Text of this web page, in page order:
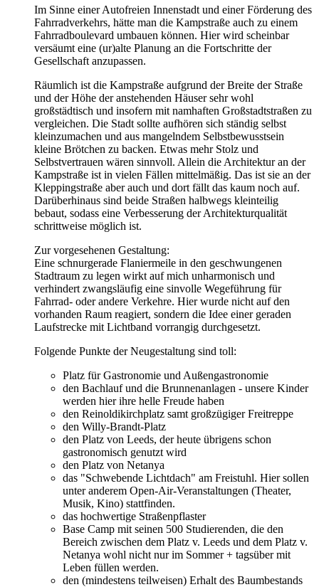
Im Sinne einer Autofreien Innenstadt und einer Förderung des
Fahrradverkehrs, hätte man die Kampstraße auch zu einem
Fahrradboulevard umbauen können. Hier wird scheinbar
versäumt eine (ur)alte Planung an die Fortschritte der
Gesellschaft anzupassen.
Räumlich ist die Kampstraße aufgrund der Breite der Straße
und der Höhe der anstehenden Häuser sehr wohl
großstädtisch und insofern mit namhaften Großstadtstraßen zu
vergleichen. Die Stadt sollte aufhören sich ständig selbst
kleinzumachen und aus mangelndem Selbstbewusstsein
kleine Brötchen zu backen. Etwas mehr Stolz und
Selbstvertrauen wären sinnvoll. Allein die Architektur an der
Kampstraße ist in vielen Fällen mittelmäßig. Das ist sie an der
Kleppingstraße aber auch und dort fällt das kaum noch auf.
Darüberhinaus sind beide Straßen halbwegs kleinteilig
bebaut, sodass eine Verbesserung der Architekturqualität
schrittweise möglich ist.
Zur vorgesehenen Gestaltung:
Eine schnurgerade Flaniermeile in den geschwungenen
Stadtraum zu legen wirkt auf mich unharmonisch und
verhindert zwangsläufig eine sinvolle Wegeführung für
Fahrrad- oder andere Verkehre. Hier wurde nicht auf den
vorhanden Raum reagiert, sondern die Idee einer geraden
Laufstrecke mit Lichtband vorrangig durchgesetzt.
Folgende Punkte der Neugestaltung sind toll:
Platz für Gastronomie und Außengastronomie
den Bachlauf und die Brunnenanlagen - unsere Kinder
werden hier ihre helle Freude haben
den Reinoldikirchplatz samt großzügiger Freitreppe
den Willy-Brandt-Platz
den Platz von Leeds, der heute übrigens schon
gastronomisch genutzt wird
den Platz von Netanya
das "Schwebende Lichtdach" am Freistuhl. Hier sollen
unter anderem Open-Air-Veranstaltungen (Theater,
Musik, Kino) stattfinden.
das hochwertige Straßenpflaster
Base Camp mit seinen 500 Studierenden, die den
Bereich zwischen dem Platz v. Leeds und dem Platz v.
Netanya wohl nicht nur im Sommer + tagsüber mit
Leben füllen werden.
den (mindestens teilweisen) Erhalt des Baumbestands